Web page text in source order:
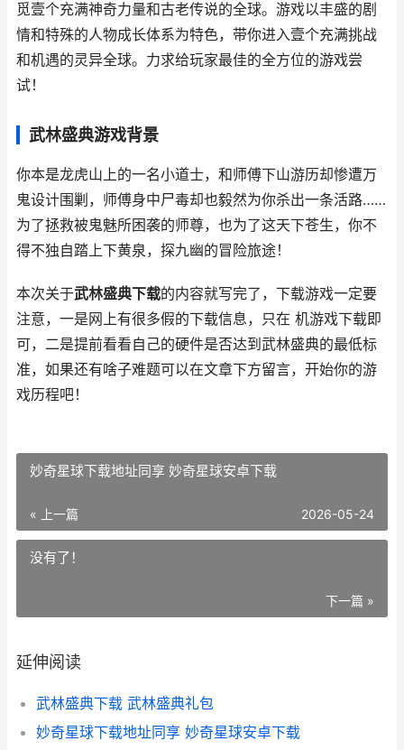
觅壹个充满神奇力量和古老传说的全球。游戏以丰盛的剧
情和特殊的人物成长体系为特色，带你进入壹个充满挑战
和机遇的灵异全球。力求给玩家最佳的全方位的游戏尝
试！
武林盛典游戏背景
你本是龙虎山上的一名小道士，和师傅下山游历却惨遭万
鬼设计围剿，师傅身中尸毒却也毅然为你杀出一条活路……
为了拯救被鬼魅所困袭的师尊，也为了这天下苍生，你不
得不独自踏上下黄泉，探九幽的冒险旅途！
本次关于武林盛典下载的内容就写完了，下载游戏一定要
注意，一是网上有很多假的下载信息，只在 机游戏下载即
可，二是提前看看自己的硬件是否达到武林盛典的最低标
准，如果还有啥子难题可以在文章下方留言，开始你的游
戏历程吧！
妙奇星球下载地址同享 妙奇星球安卓下载
« 上一篇 2026-05-24
没有了！
下一篇 »
延伸阅读
武林盛典下载 武林盛典礼包
妙奇星球下载地址同享 妙奇星球安卓下载